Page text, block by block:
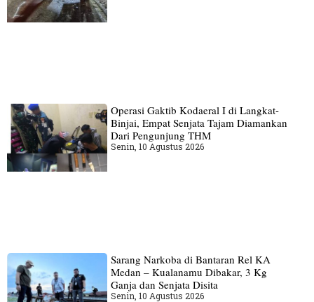
Operasi Gaktib Kodaeral I di Langkat-
Binjai, Empat Senjata Tajam Diamankan
Dari Pengunjung THM
Senin, 10 Agustus 2026
Sarang Narkoba di Bantaran Rel KA
Medan – Kualanamu Dibakar, 3 Kg
Ganja dan Senjata Disita
Senin, 10 Agustus 2026